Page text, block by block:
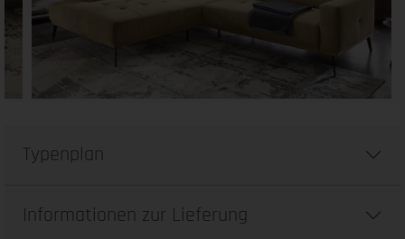
Typenplan
Informationen zur Lieferung